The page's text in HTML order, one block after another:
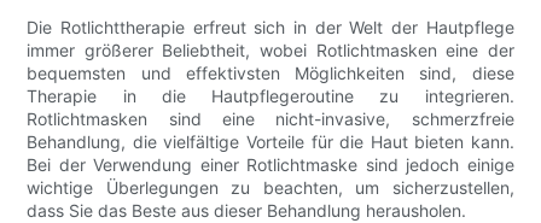
Die Rotlichttherapie erfreut sich in der Welt der Hautpflege
immer größerer Beliebtheit, wobei Rotlichtmasken eine der
bequemsten und effektivsten Möglichkeiten sind, diese
Therapie in die Hautpflegeroutine zu integrieren.
Rotlichtmasken sind eine nicht-invasive, schmerzfreie
Behandlung, die vielfältige Vorteile für die Haut bieten kann.
Bei der Verwendung einer Rotlichtmaske sind jedoch einige
wichtige Überlegungen zu beachten, um sicherzustellen,
dass Sie das Beste aus dieser Behandlung herausholen.